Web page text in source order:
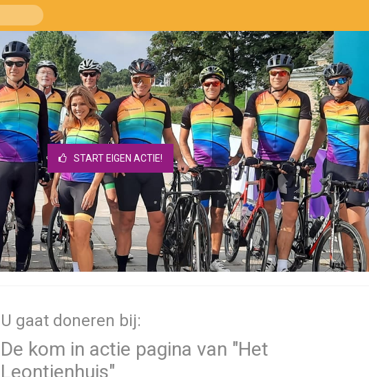
START EIGEN ACTIE!
U gaat doneren bij:
De kom in actie pagina van "Het
Leontienhuis"